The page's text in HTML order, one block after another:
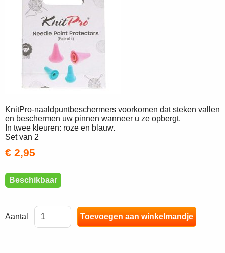
KnitPro-naaldpuntbeschermers voorkomen dat steken vallen
en beschermen uw pinnen wanneer u ze opbergt.
In twee kleuren: roze en blauw.
Set van 2
€ 2,95
Beschikbaar
Aantal